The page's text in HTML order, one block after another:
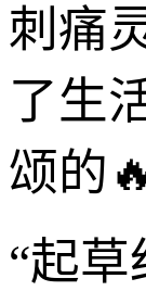
刺痛
了生
颂的
“起